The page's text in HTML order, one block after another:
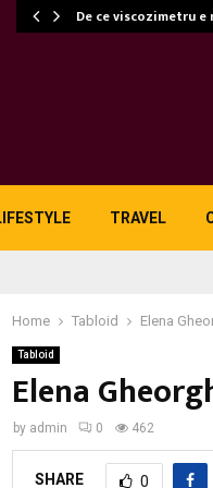
De ce viscozimetru
TRAVEL
Home Tabloid Elena
Tabloid
Elena
by admin 0 462
SHARE 0